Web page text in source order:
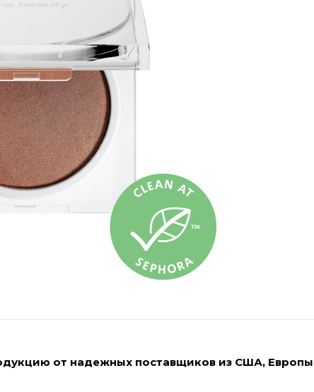
от надежных поставщиков из США,